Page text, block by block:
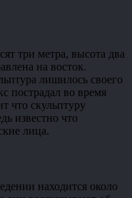
три метра, высота два
на восток.
лишилось своего
пострадал во время
что скульптуру
известно что
лица.
находится около